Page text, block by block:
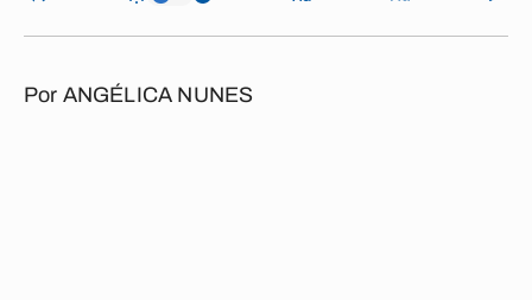
Por ANGÉLICA NUNES